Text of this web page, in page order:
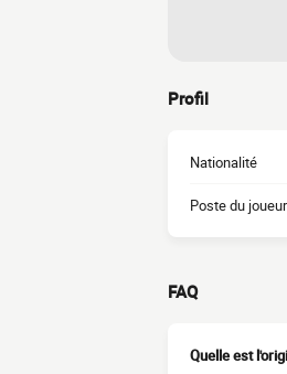
Profil
Nationalité
Poste du joueur
FAQ
Quelle est